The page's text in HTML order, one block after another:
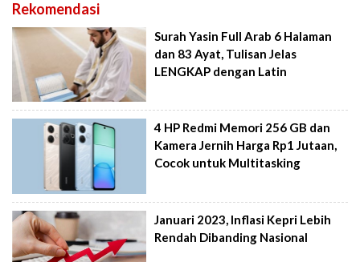
Rekomendasi
Surah Yasin Full Arab 6 Halaman
dan 83 Ayat, Tulisan Jelas
LENGKAP dengan Latin
4 HP Redmi Memori 256 GB dan
Kamera Jernih Harga Rp1 Jutaan,
Cocok untuk Multitasking
Januari 2023, Inflasi Kepri Lebih
Rendah Dibanding Nasional